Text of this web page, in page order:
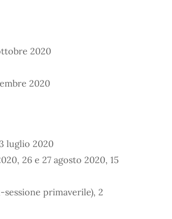
2020
2020
luglio 2020
26 e 27 agosto 2020, 15
primaverile), 2